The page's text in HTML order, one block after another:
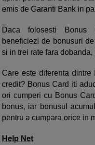
emis de Garanti Bank in
Daca folosesti Bonus
beneficiezi de bonusuri
si in trei rate fara
Care este diferenta
credit? Bonus Card iti
ori cumperi cu Bonus
bonus, iar bonusul
pentru a cumpara orice in
Help Net